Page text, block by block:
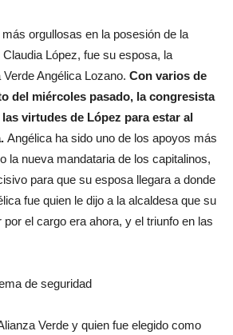
orgullosas en la posesión de la
López, fue su esposa, la
Angélica Lozano. Con varios de
del miércoles pasado, la congresista
virtudes de López para estar al
Angélica ha sido uno de los apoyos más
la nueva mandataria de los capitalinos,
para que su esposa llegara a donde
fue quien le dijo a la alcaldesa que su
el cargo era ahora, y el triunfo en las
de seguridad
Verde y quien fue elegido como